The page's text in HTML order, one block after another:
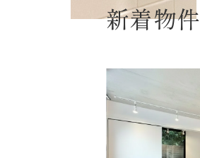
新着物件